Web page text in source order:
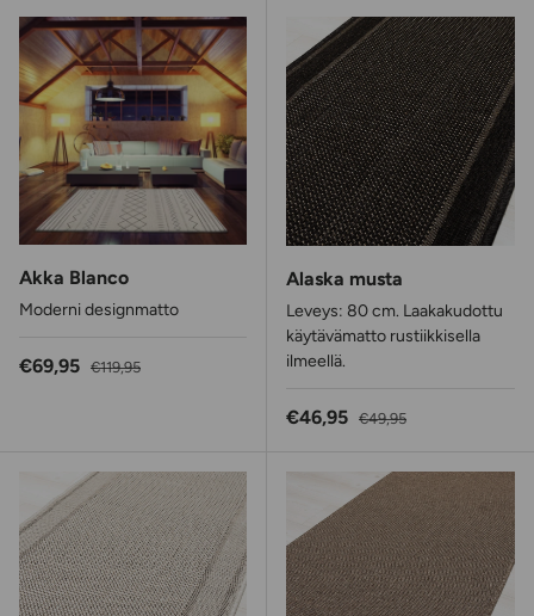
Akka Blanco
Moderni designmatto
Alennushinta
€69,95 Normaalihinta
€119,95
Alaska musta
Leveys: 80 cm. Laakakudottu
käytävämatto rustiikkisella
ilmeellä.
Alennushinta
€46,95 Normaalihinta
€49,95